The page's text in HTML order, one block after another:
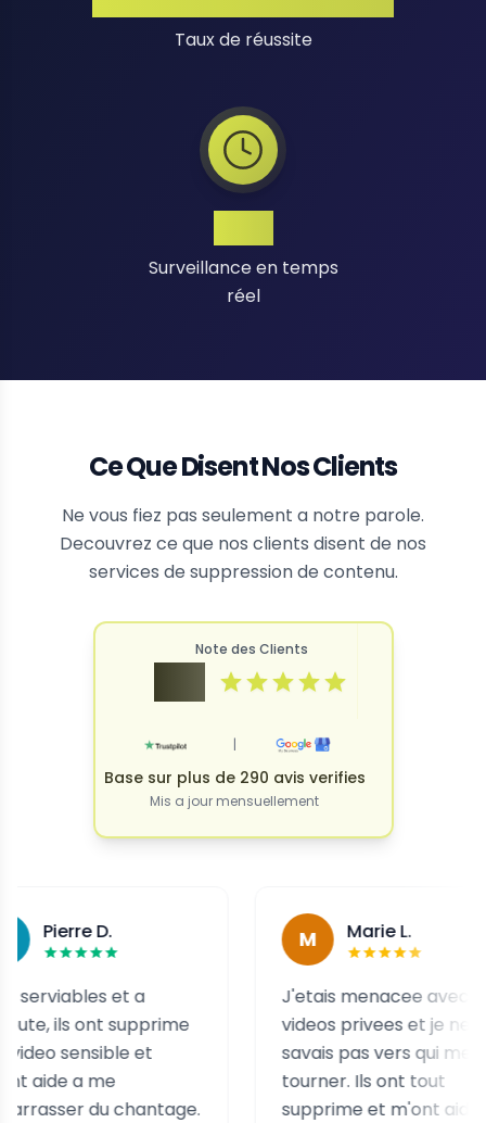
Taux de réussite
Surveillance en temps
réel
Ce Que Disent Nos Clients
Ne vous fiez pas seulement a notre parole.
Decouvrez ce que nos clients disent de nos
services de suppression de contenu.
Note des Clients
|
Base sur plus de 290 avis verifies
Mis a jour mensuellement
D.
et a
ont supprime
et
a me
du chantage.
Marie L.
J'etais menacee avec des
videos privees et je ne
savais pas vers qui me
tourner. Ils ont tout
supprime et m'ont aidee